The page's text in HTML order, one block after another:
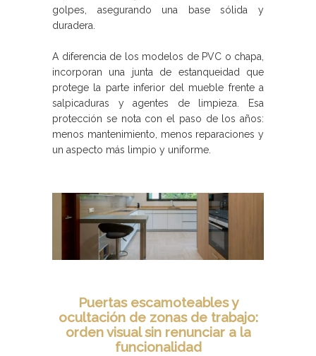
golpes, asegurando una base sólida y
duradera.
A diferencia de los modelos de PVC o chapa,
incorporan una junta de estanqueidad que
protege la parte inferior del mueble frente a
salpicaduras y agentes de limpieza. Esa
protección se nota con el paso de los años:
menos mantenimiento, menos reparaciones y
un aspecto más limpio y uniforme.
Puertas escamoteables y
ocultación de zonas de trabajo:
orden visual sin renunciar a la
funcionalidad